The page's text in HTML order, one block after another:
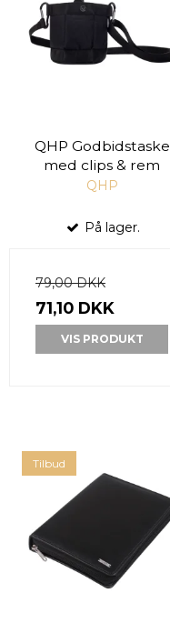
QHP Godbidstaske
med clips & rem
QHP
På lager.
79,00 DKK
71,10 DKK
VIS PRODUKT
Tilbud